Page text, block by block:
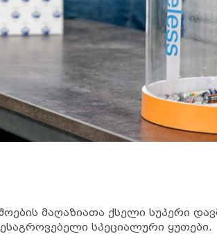
მაღაზიათა ქსელი სუპერი
სპეციალური ყუთები.